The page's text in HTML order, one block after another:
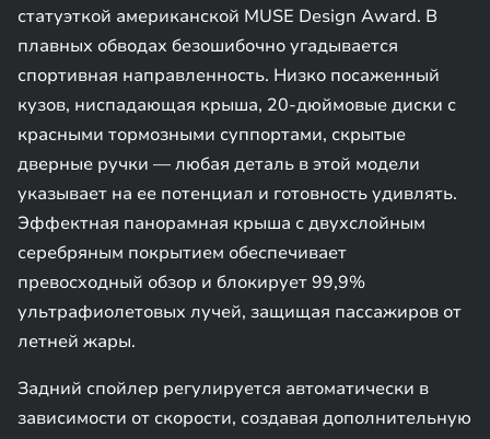
статуэткой американской MUSE Design Award. В
плавных обводах безошибочно угадывается
спортивная направленность. Низко посаженный
кузов, ниспадающая крыша, 20-дюймовые диски с
красными тормозными суппортами, скрытые
дверные ручки — любая деталь в этой модели
указывает на ее потенциал и готовность удивлять.
Эффектная панорамная крыша с двухслойным
серебряным покрытием обеспечивает
превосходный обзор и блокирует 99,9%
ультрафиолетовых лучей, защищая пассажиров от
летней жары.
Задний спойлер регулируется автоматически в
зависимости от скорости, создавая дополнительную